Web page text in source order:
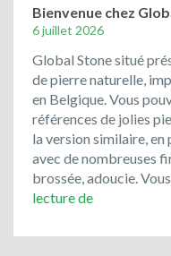
Bienvenue chez
6 juillet 2026
Global Stone situé
de pierre naturelle,
en Belgique. Vous
références de jolies
la version similaire, en
avec de nombreuses
brossée, adoucie.
lecture deBienvenue
Global